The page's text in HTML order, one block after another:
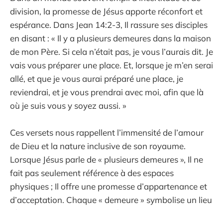
division, la promesse de Jésus apporte réconfort et
espérance. Dans Jean 14:2-3, Il rassure ses disciples
en disant : « Il y a plusieurs demeures dans la maison
de mon Père. Si cela n’était pas, je vous l’aurais dit. Je
vais vous préparer une place. Et, lorsque je m’en serai
allé, et que je vous aurai préparé une place, je
reviendrai, et je vous prendrai avec moi, afin que là
où je suis vous y soyez aussi. »
Ces versets nous rappellent l’immensité de l’amour
de Dieu et la nature inclusive de son royaume.
Lorsque Jésus parle de « plusieurs demeures », Il ne
fait pas seulement référence à des espaces
physiques ; Il offre une promesse d’appartenance et
d’acceptation. Chaque « demeure » symbolise un lieu